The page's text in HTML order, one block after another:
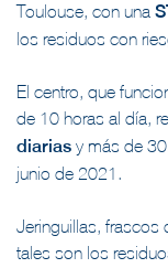
Toulouse, con una
los residuos con
El centro, que
de 10 horas al día,
diarias y más de
junio de 2021.
Jeringuillas,
tales son los